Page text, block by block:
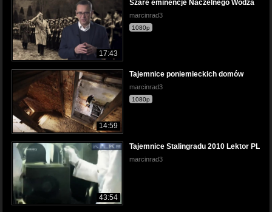
17:43
Szare eminencje Naczelnego Wodza
marcinrad3
1080p
14:59
Tajemnice poniemieckich domów
marcinrad3
1080p
43:54
Tajemnice Stalingradu 2010 Lektor PL
marcinrad3